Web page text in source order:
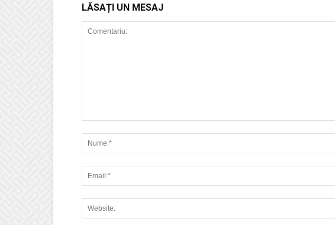
LĂSAȚI UN MESAJ